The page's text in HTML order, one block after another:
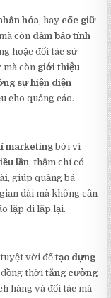
hóa, hay cốc giữ
còn đảm bảo tính
hoặc đối tác sử
mà còn giới thiệu
sự hiện diện
cho quảng cáo.
marketingbởi vì
lần, thậm chí có
, giúp quảng bá
dài mà không cần
lặp đi lặp lại.
tuyệt vời đểtạo dựng
đồng thờităng cường
hàng và đối tác mà